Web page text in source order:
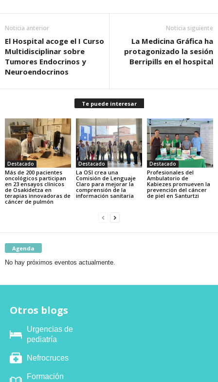
Noticia anterior
El Hospital acoge el I Curso
Multidisciplinar sobre
Tumores Endocrinos y
Neuroendocrinos
Noticia siguiente
La Medicina Gráfica ha
protagonizado la sesión
Berripills en el hospital
Te puede interesar
Destacado
Más de 200 pacientes
oncológicos participan
en 23 ensayos clínicos
de Osakidetza en
terapias innovadoras de
cáncer de pulmón
Destacado
La OSI crea una
Comisión de Lenguaje
Claro para mejorar la
comprensión de la
información sanitaria
Destacado
Profesionales del
Ambulatorio de
Kabiezes promueven la
prevención del cáncer
de piel en Santurtzi
Agenda
No hay próximos eventos actualmente.
Otros blogs
Urgencias de
pediatría
Nefrocruces
Formación